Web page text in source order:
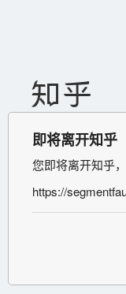
即将离开知乎
您即将离开知乎
https://